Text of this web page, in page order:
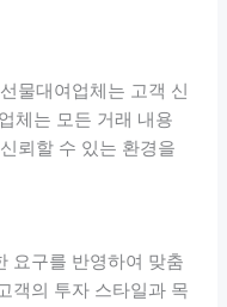
물대여업체는 고객 신
체는 모든 거래 내용
뢰할 수 있는 환경을
요구를 반영하여 맞춤
객의 투자 스타일과 목